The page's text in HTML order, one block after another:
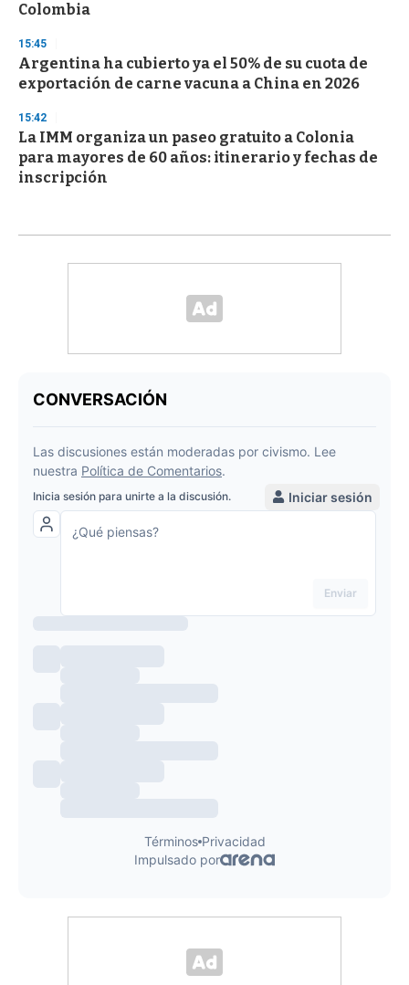
Colombia
15:45
Argentina ha cubierto ya el 50% de su cuota de
exportación de carne vacuna a China en 2026
15:42
La IMM organiza un paseo gratuito a Colonia
para mayores de 60 años: itinerario y fechas de
inscripción